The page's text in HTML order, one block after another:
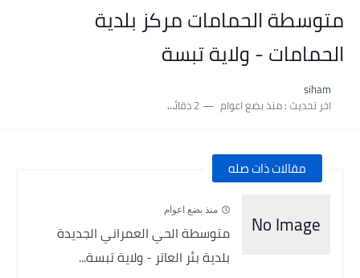
متوسطة الحمامات مركز بلدية
الحمامات - ولاية تبسة
siham
اخر تحديث :منذ بضع اعوام 2 دقائق للقراءة
مقالات ذات صله
منذ بضع اعوام
متوسطة الحي العمراني الجديدة
بلدية بئر العاتر - ولاية تبسة...